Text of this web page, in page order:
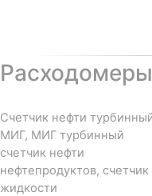
Счетчик нефти
МИГ, МИГ турбинный
счетчик нефти
нефтепродуктов, счетчик
жидкости